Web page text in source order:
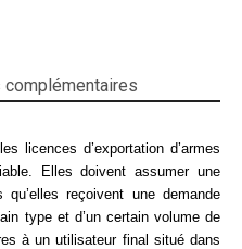
licences d’exportation d’armes
Elles doivent assumer une
reçoivent une demande
type et d’un certain volume de
à un utilisateur final situé dans